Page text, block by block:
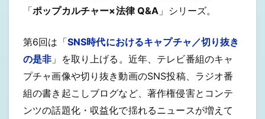
「ポップカルチャー×法律 Q&A 」シリーズ。
第6回は「SNS時代におけるキャプチャ／切り抜き
の是非 」を取り上げる。近年、テレビ番組のキャ
プチャ画像や切り抜き動画のSNS投稿、ラジオ番
組の書き起こしブログなど、著作権侵害とコンテ
ンツの話題化・収益化で揺れるニュースが増えて